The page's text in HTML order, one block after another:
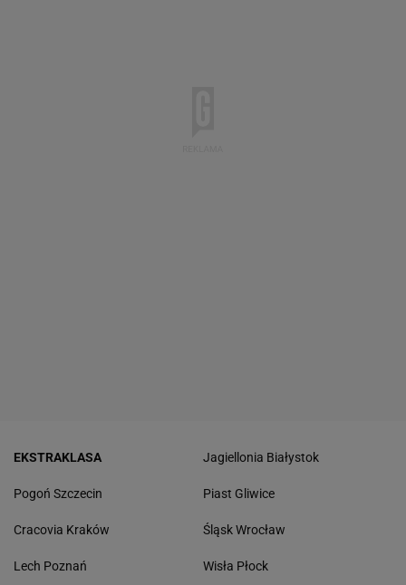
EKSTRAKLASA
Pogoń Szczecin
Cracovia Kraków
Lech Poznań
Jagiellonia Białystok
Piast Gliwice
Śląsk Wrocław
Wisła Płock